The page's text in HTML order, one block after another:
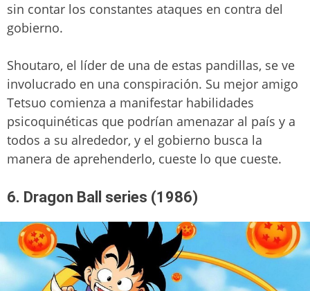
sin contar los constantes ataques en contra del
gobierno.
Shoutaro, el líder de una de estas pandillas, se ve
involucrado en una conspiración. Su mejor amigo
Tetsuo comienza a manifestar habilidades
psicoquinéticas que podrían amenazar al país y a
todos a su alrededor, y el gobierno busca la
manera de aprehenderlo, cueste lo que cueste.
6. Dragon Ball series (1986)